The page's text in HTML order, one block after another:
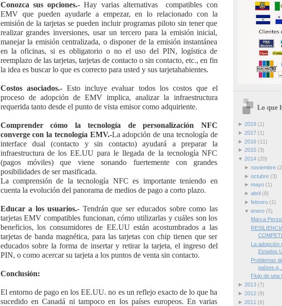
Conozca sus opciones.- Hay varias alternativas compatibles con
EMV que pueden ayudarle a empezar, en lo relacionado con la
emisión de la tarjetas se pueden incluir programas piloto sin tener que
realizar grandes inversiones, usar un tercero para la emisión inicial,
manejar la emisión centralizada, o disponer de la emisión instantánea
en la oficinas, si es obligatorio o no el uso del PIN, logística de
reemplazo de las tarjetas, tarjetas de contacto o sin contacto, etc., en fin
la idea es buscar lo que es correcto para usted y sus tarjetahabientes.
Costos asociados.-Esto incluye evaluar todos los costos que el
proceso de adopción de EMV implica, analizar la infraestructura
requerida tanto desde el punto de vista emisor como adquiriente.
Comprender cómo la tecnología de personalización NFC
converge con la tecnología EMV.-La adopción de una tecnología de
interface dual (contacto y sin contacto) ayudará a preparar la
infraestructura de los EE.UU para le llegada de la tecnología NFC
(pagos móviles) que viene sonando fuertemente con grandes
posibilidades de ser masificada.
La comprensión de la tecnología NFC es importante teniendo en
cuenta la evolución del panorama de medios de pago a corto plazo.
Educar a los usuarios.- Tendrán que ser educados sobre como las
tarjetas EMV compatibles funcionan, cómo utilizarlas y cuáles son los
beneficios, los consumidores de EE.UU están acostumbrados a las
tarjetas de banda magnética, para las tarjetas con chip tienen que ser
educados sobre la forma de insertar y retirar la tarjeta, el ingreso del
PIN, o como acercar su tarjeta a los puntos de venta sin contacto.
Conclusión:
El entorno de pago en los EE.UU. no es un reflejo exacto de lo que ha
sucedido en Canadá ni tampoco en los países europeos. En varias
Lo que
► 2019 (1)
► 2017 (1)
► 2016 (11)
► 2015 (3)
▼ 2014 (20)
► noviembre
► octubre (3)
► mayo (1)
► abril (8)
► febrero (1)
▼ enero (5)
Marca
La adopción
Estados
Problemas
países q...
Flujo de una
► 2013 (7)
► 2012 (9)
► 2011 (6)